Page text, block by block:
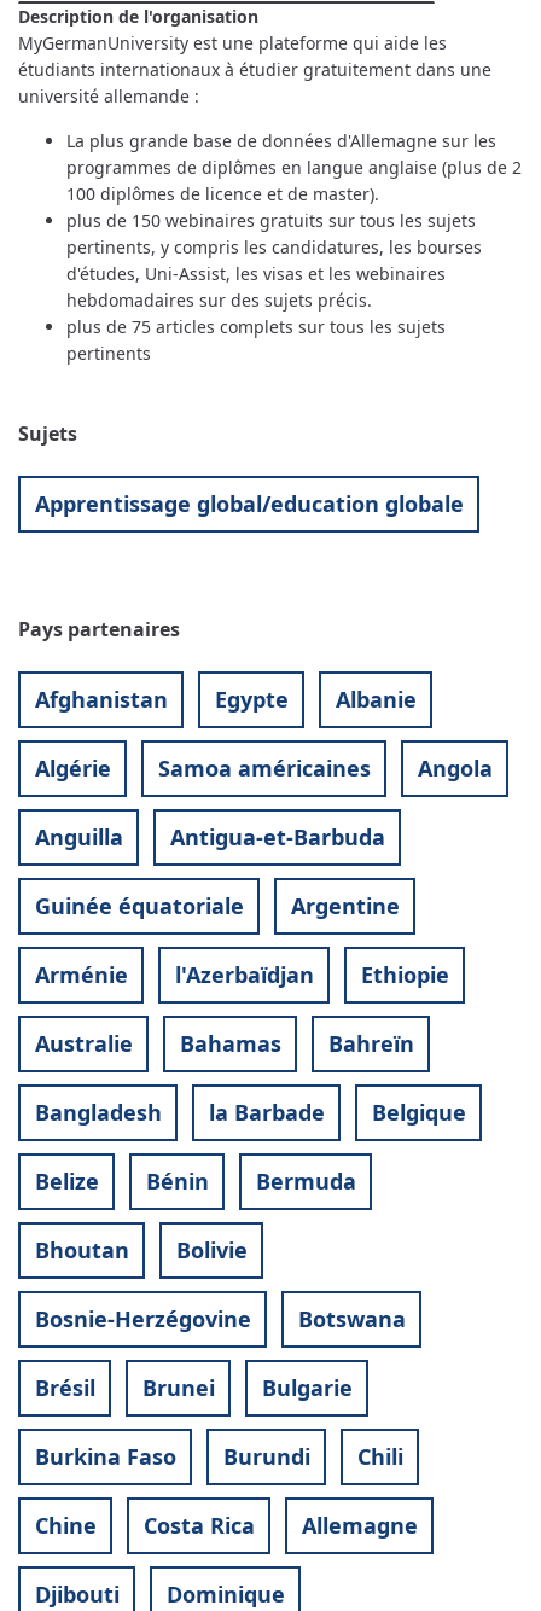
Description de l'organisation
MyGermanUniversity est une plateforme qui aide les
étudiants internationaux à étudier gratuitement dans une
université allemande :
La plus grande base de données d'Allemagne sur les
programmes de diplômes en langue anglaise (plus de 2
100 diplômes de licence et de master).
plus de 150 webinaires gratuits sur tous les sujets
pertinents, y compris les candidatures, les bourses
d'études, Uni-Assist, les visas et les webinaires
hebdomadaires sur des sujets précis.
plus de 75 articles complets sur tous les sujets
pertinents
Sujets
Apprentissage global/education globale
Pays partenaires
Afghanistan Egypte Albanie
Algérie Samoa américaines Angola
Anguilla Antigua-et-Barbuda
Guinée équatoriale Argentine
Arménie l'Azerbaïdjan Ethiopie
Australie Bahamas Bahreïn
Bangladesh la Barbade Belgique
Belize Bénin Bermuda
Bhoutan Bolivie
Bosnie-Herzégovine Botswana
Brésil Brunei Bulgarie
Burkina Faso Burundi Chili
Chine Costa Rica Allemagne
Djibouti Dominique